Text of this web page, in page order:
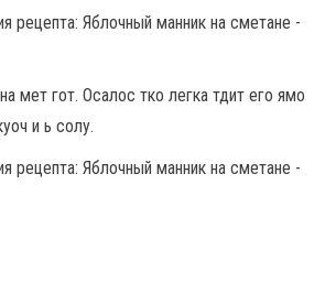
мет гот. Осалос тко легка тдит его ямо
и ь солу.